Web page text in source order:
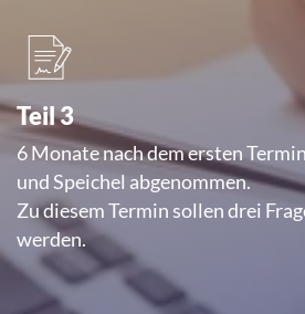
Teil 3
6 Monate nach dem ersten
und Speichel abgenommen.
Zu diesem Termin sollen drei
werden.